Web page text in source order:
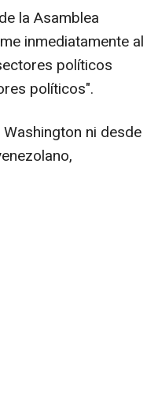
la Asamblea
inmediatamente al
políticos
políticos".
ni desde